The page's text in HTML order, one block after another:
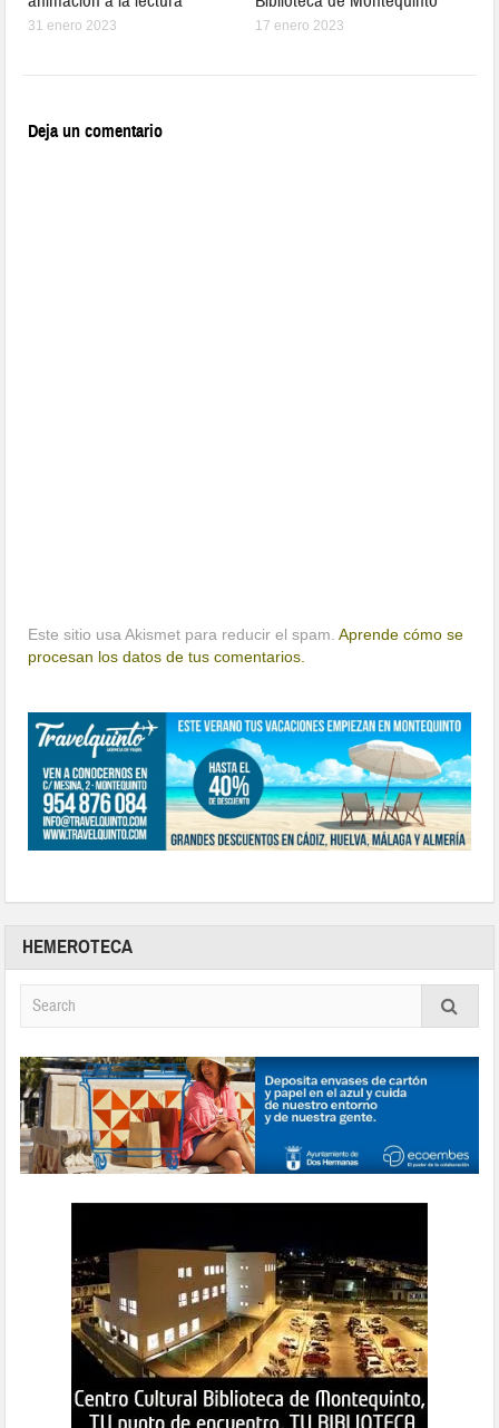
31 enero 2023 17 enero 2023
Deja un comentario
Este sitio usa Akismet para reducir el spam.Aprende cómo se
procesan los datos de tus comentarios.
HEMEROTECA